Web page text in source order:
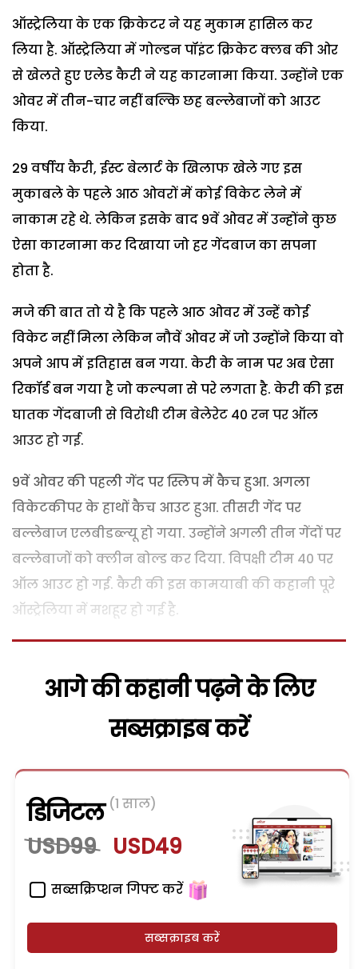
ऑस्ट्रेलिया के एक क्रिकेटर ने यह मुकाम हासिल कर
लिया है. ऑस्ट्रेलिया में गोल्डन पॉइंट क्रिकेट क्लब की ओर
से खेलते हुए एलेड कैरी ने यह कारनामा किया. उन्होंने एक
ओवर में तीन-चार नहीं बल्कि छह बल्लेबाजों को आउट
किया.
29 वर्षीय कैरी, ईस्ट बेलार्ट के खिलाफ खेले गए इस
मुकाबले के पहले आठ ओवरों में कोई विकेट लेने में
नाकाम रहे थे. लेकिन इसके बाद 9वें ओवर में उन्होंने कुछ
ऐसा कारनामा कर दिखाया जो हर गेंदबाज का सपना
होता है.
मजे की बात तो ये है कि पहले आठ ओवर में उन्हें कोई
विकेट नहीं मिला लेकिन नौवें ओवर में जो उन्होंने किया वो
अपने आप में इतिहास बन गया. केरी के नाम पर अब ऐसा
रिकॉर्ड बन गया है जो कल्पना से परे लगता है. केरी की इस
घातक गेंदबाजी से विरोधी टीम बेलेरेट 40 रन पर ऑल
आउट हो गई.
9वें ओवर की पहली गेंद पर स्लिप में कैच हुआ. अगला
विकेटकीपर के हाथों कैच आउट हुआ. तीसरी गेंद पर
बल्लेबाज एलबीडब्ल्यू हो गया. उन्होंने अगली तीन गेंदों पर
बल्लेबाजों को क्लीन बोल्ड कर दिया. विपक्षी टीम 40 पर
ऑल आउट हो गई. कैरी की इस कामयाबी की कहानी पूरे
ऑस्ट्रेलिया में मशहूर हो गई है.
आगे की कहानी पढ़ने के लिए
सब्सक्राइब करें
डिजिटल (1 साल)
USD99 USD49
सब्सक्रिप्शन गिफ्ट करें
सब्सक्राइब करें